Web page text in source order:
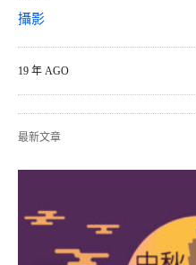
攝影
19 年 AGO
最新文章